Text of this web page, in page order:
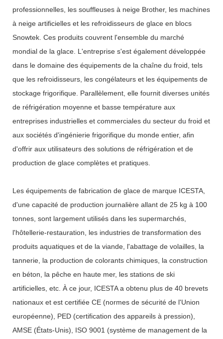
professionnelles, les souffleuses à neige Brother, les machines
à neige artificielles et les refroidisseurs de glace en blocs
Snowtek. Ces produits couvrent l'ensemble du marché
mondial de la glace. L'entreprise s'est également développée
dans le domaine des équipements de la chaîne du froid, tels
que les refroidisseurs, les congélateurs et les équipements de
stockage frigorifique. Parallèlement, elle fournit diverses unités
de réfrigération moyenne et basse température aux
entreprises industrielles et commerciales du secteur du froid et
aux sociétés d'ingénierie frigorifique du monde entier, afin
d'offrir aux utilisateurs des solutions de réfrigération et de
production de glace complètes et pratiques.
Les équipements de fabrication de glace de marque ICESTA,
d'une capacité de production journalière allant de 25 kg à 100
tonnes, sont largement utilisés dans les supermarchés,
l'hôtellerie-restauration, les industries de transformation des
produits aquatiques et de la viande, l'abattage de volailles, la
tannerie, la production de colorants chimiques, la construction
en béton, la pêche en haute mer, les stations de ski
artificielles, etc. À ce jour, ICESTA a obtenu plus de 40 brevets
nationaux et est certifiée CE (normes de sécurité de l'Union
européenne), PED (certification des appareils à pression),
AMSE (États-Unis), ISO 9001 (système de management de la